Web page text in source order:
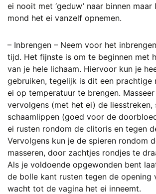
ei nooit met ‘geduw’ naar binnen
mond het ei vanzelf opnemen.
– Inbrengen – Neem voor het
tijd. Het fijnste is om te beginnen met
van je hele lichaam. Hiervoor kun je
gebruiken, tegelijk is dit een prachtige
ei op temperatuur te brengen.
vervolgens (met het ei) de liesstreken,
schaamlippen (goed voor de
ei rusten rondom de clitoris en tegen
Vervolgens kun je de spieren rondom
masseren, door zachtjes rondjes te
Als je voldoende opgewonden bent
de bolle kant rusten tegen de opening
wacht tot de vagina het ei inneemt.